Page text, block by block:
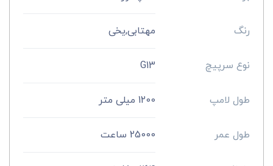
رنگ مهتابی,یخی
نوع سرپیچ G13
طول لامپ 1200 میلی متر
طول عمر 25000 ساعت